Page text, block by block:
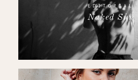
EDITORIAL
Naked Sun